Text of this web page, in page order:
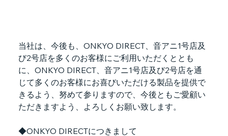
当社は、今後も、ONKYO DIRECT、音アニ1号店及
び2号店を多くのお客様にご利用いただくととも
に、ONKYO DIRECT、音アニ1号店及び2号店を通
じて多くのお客様にお喜びいただける製品を提供で
きるよう、努めて参りますので、今後ともご愛顧い
ただきますよう、よろしくお願い致します。
◆ONKYO DIRECTにつきまして